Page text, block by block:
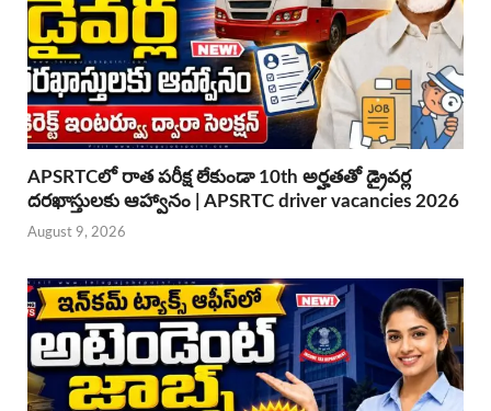
APSRTCలో రాత పరీక్ష లేకుండా 10th అర్హతతో డ్రైవర్ల
దరఖాస్తులకు ఆహ్వానం | APSRTC driver vacancies 2026
August 9, 2026